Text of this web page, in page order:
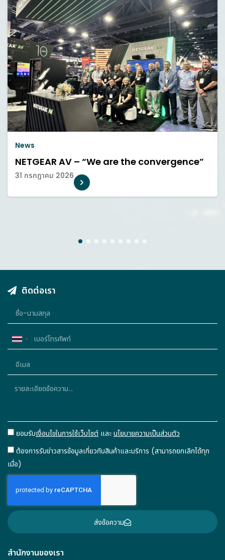
News
NETGEAR AV – “We are the convergence”
31 กรกฎาคม 2026
4
สำนักงานของเรา
ติดต่อเรา
Thailand
ยอมรับเงื่อนไขในการใช้เว็บไซต์ และ นโยบายความเป็นส่วนตัว
ต้องการรับข่าวสารข้อมูลเกี่ยวกับสินค้าและบริการ (สามารถยกเลิกได้ทุก
เมื่อ)
ส่งข้อความ